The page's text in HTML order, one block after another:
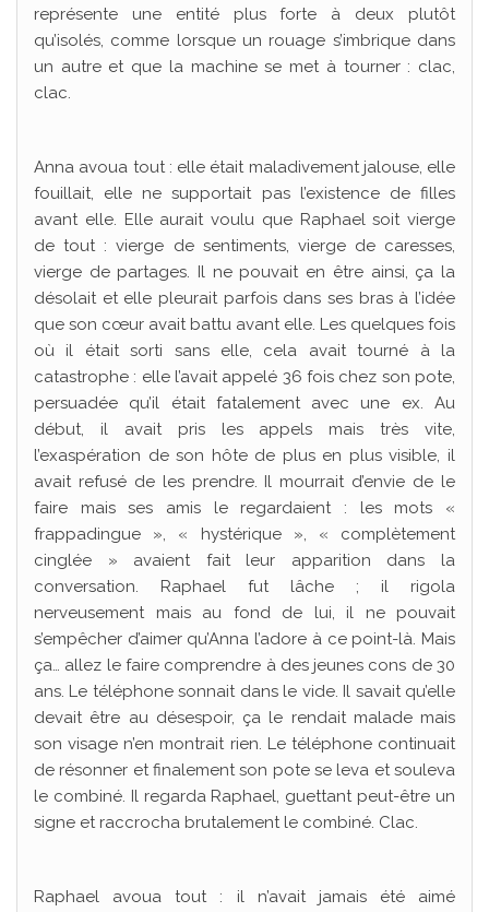
représente une entité plus forte à deux plutôt
qu’isolés, comme lorsque un rouage s’imbrique dans
un autre et que la machine se met à tourner : clac,
clac.
Anna avoua tout : elle était maladivement jalouse, elle
fouillait, elle ne supportait pas l’existence de filles
avant elle. Elle aurait voulu que Raphael soit vierge
de tout : vierge de sentiments, vierge de caresses,
vierge de partages. Il ne pouvait en être ainsi, ça la
désolait et elle pleurait parfois dans ses bras à l’idée
que son cœur avait battu avant elle. Les quelques fois
où il était sorti sans elle, cela avait tourné à la
catastrophe : elle l’avait appelé 36 fois chez son pote,
persuadée qu’il était fatalement avec une ex. Au
début, il avait pris les appels mais très vite,
l’exaspération de son hôte de plus en plus visible, il
avait refusé de les prendre. Il mourrait d’envie de le
faire mais ses amis le regardaient : les mots «
frappadingue », « hystérique », « complètement
cinglée » avaient fait leur apparition dans la
conversation. Raphael fut lâche ; il rigola
nerveusement mais au fond de lui, il ne pouvait
s’empêcher d’aimer qu’Anna l’adore à ce point-là. Mais
ça… allez le faire comprendre à des jeunes cons de 30
ans. Le téléphone sonnait dans le vide. Il savait qu’elle
devait être au désespoir, ça le rendait malade mais
son visage n’en montrait rien. Le téléphone continuait
de résonner et finalement son pote se leva et souleva
le combiné. Il regarda Raphael, guettant peut-être un
signe et raccrocha brutalement le combiné. Clac.
Raphael avoua tout : il n’avait jamais été aimé